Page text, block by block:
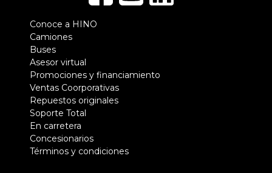
Pie
de
página
Conoce a HINO
Camiones
Buses
Asesor virtual
Promociones y financiamiento
Ventas Coorporativas
Repuestos originales
Soporte Total
En carretera
Concesionarios
Términos y condiciones